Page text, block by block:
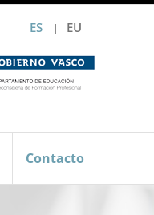
ES EU
Contacto